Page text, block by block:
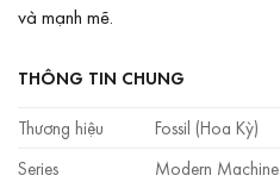
và mạnh mẽ.
THÔNG TIN CHUNG
Thương hiệu
Fossil (Hoa Kỳ)
Series
Modern Machine